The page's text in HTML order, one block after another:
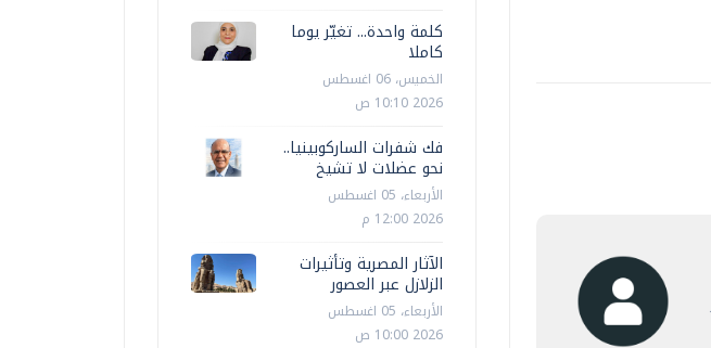
كلمة واحدة... تغيّر يوما
كاملا
الخميس، 06 اغسطس
2026 10:10 ص
فك شفرات الساركوبينيا..
نحو عضلات لا تشيخ
الأربعاء، 05 اغسطس
2026 12:00 م
الآثار المصرية وتأثيرات
الزلازل عبر العصور
الأربعاء، 05 اغسطس
2026 10:00 ص